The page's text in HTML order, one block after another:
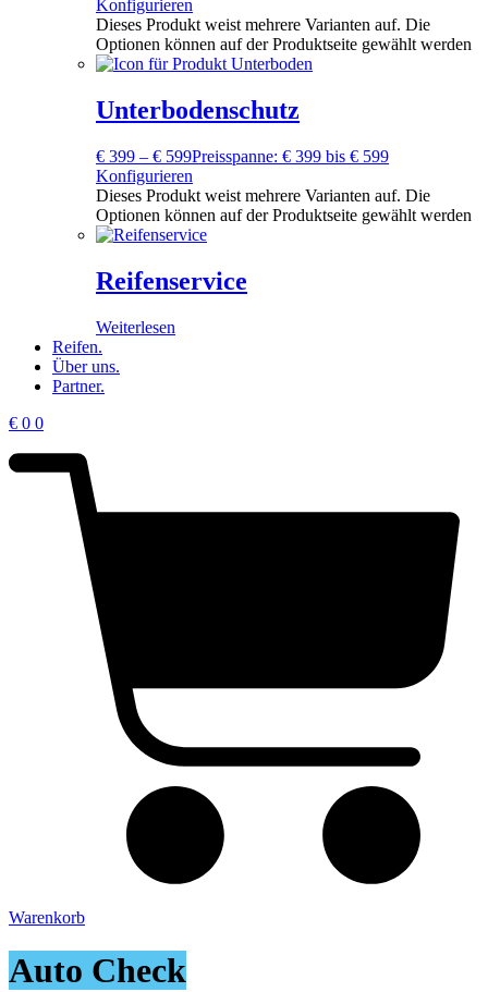
Konfigurieren
Dieses Produkt weist mehrere Varianten auf. Die
Optionen können auf der Produktseite gewählt werden
Unterbodenschutz
€ 399 – € 599Preisspanne: € 399 bis € 599
Konfigurieren
Dieses Produkt weist mehrere Varianten auf. Die
Optionen können auf der Produktseite gewählt werden
Reifenservice
Weiterlesen
Reifen.
Über uns.
Partner.
€ 0 0
Warenkorb
Auto Check